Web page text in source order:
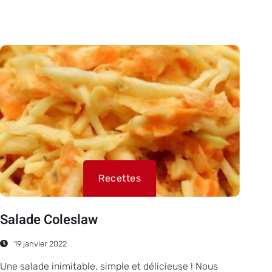
Recettes
Salade Coleslaw
19 janvier 2022
Une salade inimitable, simple et délicieuse ! Nous